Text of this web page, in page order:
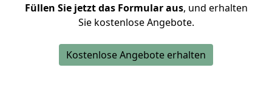
Füllen Sie jetzt das Formular aus, und erhalten
Sie kostenlose Angebote.
Kostenlose Angebote erhalten